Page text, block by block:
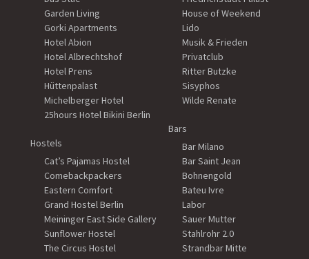
Garden Living
Gorki Apartments
Hotel Abion
Hotel Albrechtshof
Hotel Prens
Hüttenpalast
Michelberger Hotel
25hours Hotel Bikini Berlin
Hostels
Cat’s Pajamas Hostel
Comebackpackers
Eastern Comfort
Grand Hostel Berlin
Meininger East Side Gallery
Sunflower Hostel
The Circus Hostel
House of Weekend
Lido
Musik & Frieden
Privatclub
Ritter Butzke
Sisyphos
Wilde Renate
Bars
Bar Milano
Bar Saint Jean
Bohnengold
Bateu Ivre
Labor
Sauer Mutter
Stahlrohr 2.0
Strandbar Mitte